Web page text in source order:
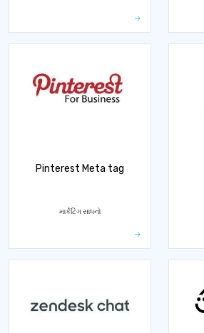
Pinterest Meta tag
માર્કેટિંગ સાધનો